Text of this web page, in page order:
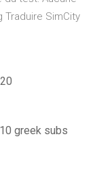
Traduire SimCity
greek subs